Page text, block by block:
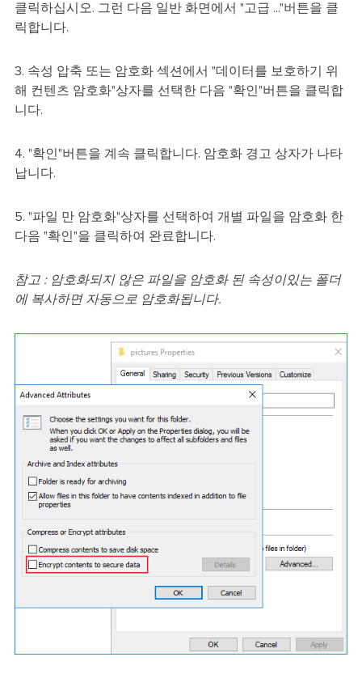
클릭하십시오. 그런 다음 일반 화면에서 "고급 ..."버튼을 클
릭합니다.
3. 속성 압축 또는 암호화 섹션에서 "데이터를 보호하기 위
해 컨텐츠 암호화"상자를 선택한 다음 "확인"버튼을 클릭합
니다.
4. "확인"버튼을 계속 클릭합니다. 암호화 경고 상자가 나타
납니다.
5. "파일 만 암호화"상자를 선택하여 개별 파일을 암호화 한
다음 "확인"을 클릭하여 완료합니다.
참고 : 암호화되지 않은 파일을 암호화 된 속성이있는 폴더
에 복사하면 자동으로 암호화됩니다.